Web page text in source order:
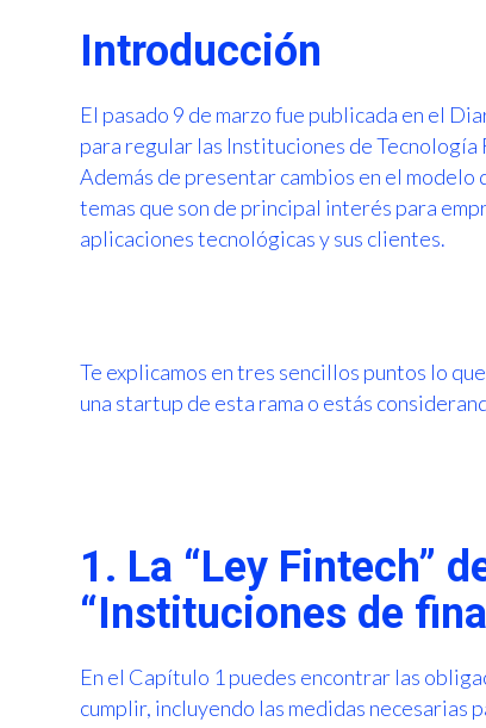
Introducción
El pasado 9 de marzo fue publicada en el
para regular las Instituciones de Tecnología
Además de presentar cambios en el
temas que son de principal interés para
aplicaciones tecnológicas y sus clientes.
Te explicamos en tres sencillos puntos lo
una startup de esta rama o estás
1. La “Ley Fintech”
“Instituciones de
En el Capítulo 1 puedes encontrar las
cumplir, incluyendo las medidas necesarias